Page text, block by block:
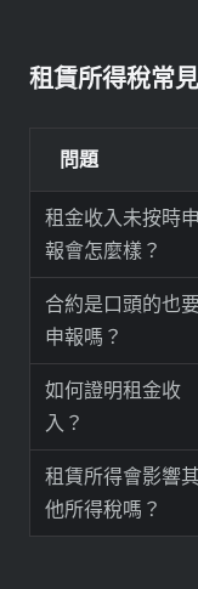
租賃所得稅常
問題
租金收入未按時申
報會怎麼樣？
合約是口頭的也
申報嗎？
如何證明租金收
入？
租賃所得會影響其
他所得稅嗎？